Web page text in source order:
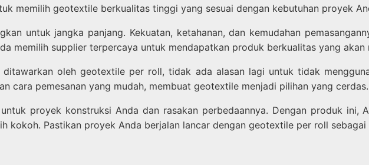
memilih geotextile berkualitas tinggi yang sesuai dengan kebutuhan proyek
untuk jangka panjang. Kekuatan, ketahanan, dan kemudahan
memilih supplier terpercaya untuk mendapatkan produk berkualitas yang akan
oleh geotextile per roll, tidak ada alasan lagi untuk tidak
cara pemesanan yang mudah, membuat geotextile menjadi pilihan yang cerdas.
proyek konstruksi Anda dan rasakan perbedaannya. Dengan produk ini,
kokoh. Pastikan proyek Anda berjalan lancar dengan geotextile per roll sebagai